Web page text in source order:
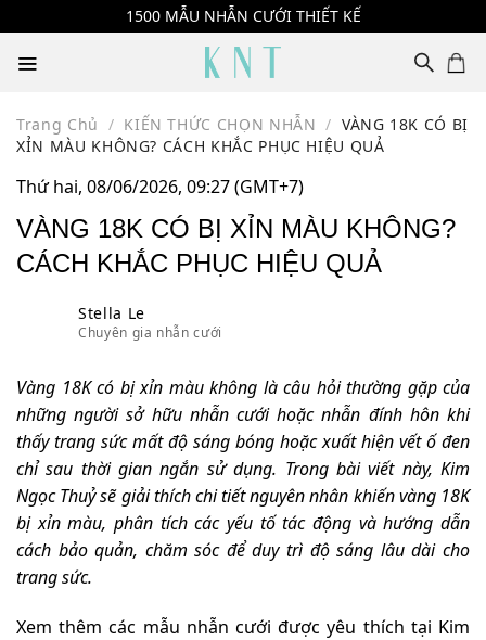
to
content
1500 MẪU NHẪN CƯỚI THIẾT KẾ
Trang Chủ / KIẾN THỨC CHỌN NHẪN / VÀNG 18K CÓ BỊ
XỈN MÀU KHÔNG? CÁCH KHẮC PHỤC HIỆU QUẢ
Thứ hai, 08/06/2026, 09:27 (GMT+7)
VÀNG 18K CÓ BỊ XỈN MÀU KHÔNG?
CÁCH KHẮC PHỤC HIỆU QUẢ
Stella Le
Chuyên gia nhẫn cưới
Vàng 18K có bị xỉn màu không là câu hỏi thường gặp của
những người sở hữu nhẫn cưới hoặc nhẫn đính hôn khi
thấy trang sức mất độ sáng bóng hoặc xuất hiện vết ố đen
chỉ sau thời gian ngắn sử dụng. Trong bài viết này, Kim
Ngọc Thuỷ sẽ giải thích chi tiết nguyên nhân khiến vàng 18K
bị xỉn màu, phân tích các yếu tố tác động và hướng dẫn
cách bảo quản, chăm sóc để duy trì độ sáng lâu dài cho
trang sức.
Xem thêm các mẫu nhẫn cưới được yêu thích tại Kim